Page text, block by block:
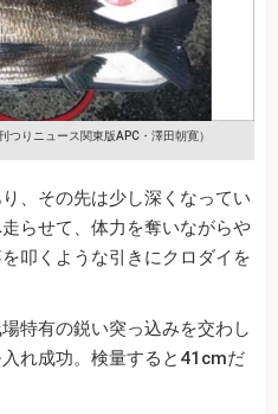
つりニュース関東版APC・澤田朝寛）
、その先は少し深くなってい
らせて、体力を奪いながらや
叩くような引きにクロダイを
特有の鋭い突っ込みを交わし
れ成功。検量すると41cmだ